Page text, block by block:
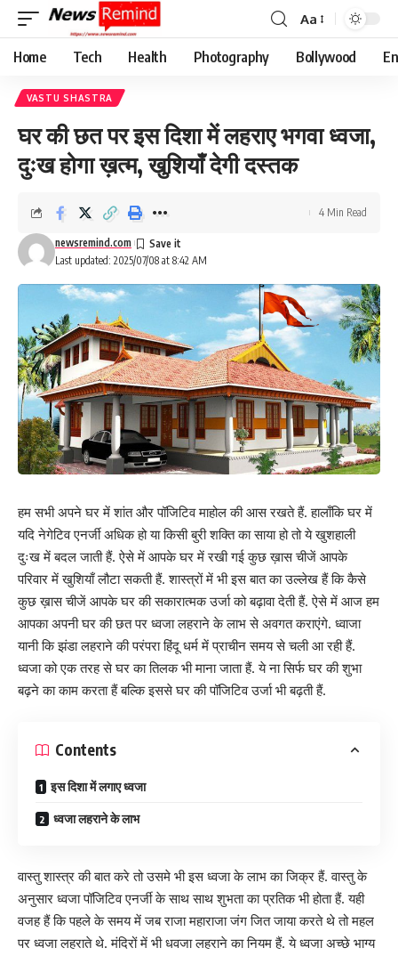
Font
Resizer
Aa
Home Tech Health Photography Bollywood
VASTU SHASTRA
घर की छत पर इस दिशा में लहराए भगवा ध्वजा,
दुःख होगा ख़त्म, खुशियाँ देगी दस्तक
Last updated: 2025/07/08 at 8:42 AM
newsremind.com
4 Min Read
हम सभी अपने घर में शांत और पॉजिटिव माहोल की आस रखते हैं. हालाँकि घर में
यदि नेगेटिव एनर्जी अधिक हो या किसी बुरी शक्ति का साया हो तो ये खुशहाली
दुःख में बदल जाती हैं. ऐसे में आपके घर में रखी गई कुछ ख़ास चीजें आपके
परिवार में खुशियाँ लौटा सकती हैं. शास्त्रों में भी इस बात का उल्लेख हैं कि कैसे
कुछ ख़ास चीजें आपके घर की सकारात्मक उर्जा को बढ़ावा देती हैं. ऐसे में आज हम
आपका अपनी घर की छत पर ध्वजा लहराने के लाभ से अवगत कराएंगे. ध्वाजा
यानी कि झंडा लहराने की परंपरा हिंदू धर्म में प्राचीन समय से चली आ रही हैं.
ध्वजा को एक तरह से घर का तिलक भी माना जाता हैं. ये ना सिर्फ घर की शुभा
बढ़ने का काम करता हैं बल्कि इससे घर की पॉजिटिव उर्जा भी बढ़ती हैं.
Contents
इस दिशा में लगाए ध्वजा
ध्वजा लहराने के लाभ
वास्तु शास्त्र की बात करे तो उसमे भी इस ध्वजा के लाभ का जिक्र हैं. वास्तु के
अनुसार ध्वजा पॉजिटिव एनर्जी के साथ साथ शुभता का प्रतिक भी होता हैं. यही
वजह हैं कि पहले के समय में जब राजा महाराजा जंग जित जाया करते थे तो महल
पर ध्वजा लहराते थे. मंदिरों में भी धवजा लहराने का नियम हैं. ये ध्वजा अच्छे भाग्य